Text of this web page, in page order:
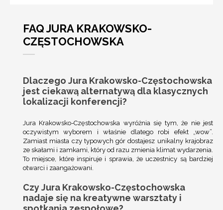
FAQ JURA KRAKOWSKO-
CZĘSTOCHOWSKA
Dlaczego Jura Krakowsko-Częstochowska
jest ciekawą alternatywą dla klasycznych
lokalizacji konferencji?
Jura Krakowsko-Częstochowska wyróżnia się tym, że nie jest
oczywistym wyborem i właśnie dlatego robi efekt „wow”.
Zamiast miasta czy typowych gór dostajesz unikalny krajobraz
ze skałami i zamkami, który od razu zmienia klimat wydarzenia.
To miejsce, które inspiruje i sprawia, że uczestnicy są bardziej
otwarci i zaangażowani.
Czy Jura Krakowsko-Częstochowska
nadaje się na kreatywne warsztaty i